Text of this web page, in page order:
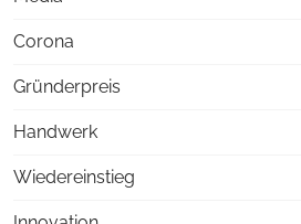
Corona
Gründerpreis
Handwerk
Wiedereinstieg